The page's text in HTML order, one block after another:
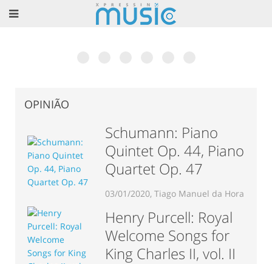
Museu Nacional da Música em Mafra? Excelente
6ª Edição do Talkfest já conta com 60
O livro de César Cardoso: Teoria do
OPINIÃO
Schumann: Piano
Quintet Op. 44, Piano
Quartet Op. 47
03/01/2020, Tiago Manuel da Hora
Henry Purcell: Royal
Welcome Songs for
King Charles II, vol. II